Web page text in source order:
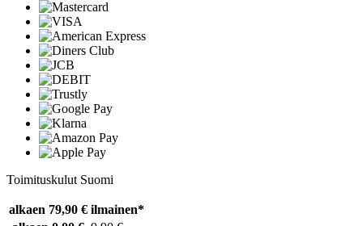
Toimituskulut Suomi
alkaen 79,90 € ilmainen*